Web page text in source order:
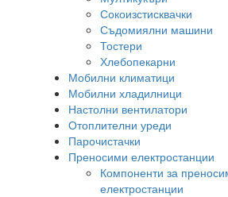
Сокоизстисквачки
Съдомиялни машини
Тостери
Хлебопекарни
Мобилни климатици
Мобилни хладилници
Настолни вентилатори
Отоплителни уреди
Парочистачки
Преносими електростанции
Компоненти за
електростанции